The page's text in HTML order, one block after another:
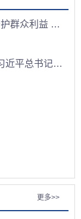
【中国纪检监察报】合肥以有力监督守护群众利益 让民生工程成为民心工程
奋楫扬帆启新程 实干奋进建新功 ——习近平总书记在庆祝中国共产党成立一百零五周年大会上的重要讲话激励...
更多>>